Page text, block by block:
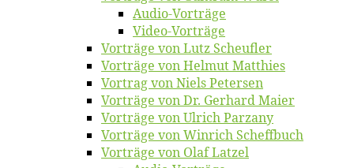
Au­dio-Vor­trä­ge
Vi­deo-Vor­trä­ge
Vor­trä­ge von Lutz Scheufler
Vor­trä­ge von Hel­mut Matthies
Vor­trag von Niels Petersen
Vor­trä­ge von Dr. Ger­hard Maier
Vor­trä­ge von Ul­rich Parzany
Vor­trä­ge von Win­rich Scheffbuch
Vor­trä­ge von Olaf Latzel